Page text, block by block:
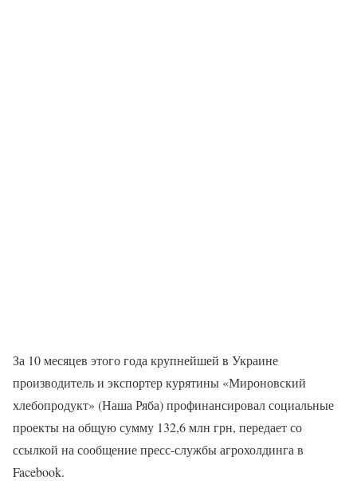
За 10 месяцев этого года крупнейшей в Украине
производитель и экспортер курятины «Мироновский
хлебопродукт» (Наша Ряба) профинансировал социальные
проекты на общую сумму 132,6 млн грн, передает со
ссылкой на сообщение пресс-службы агрохолдинга в
Facebook.